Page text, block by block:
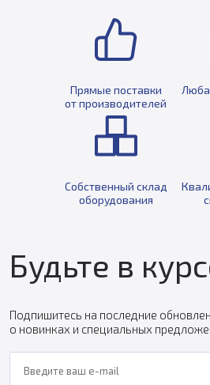
Прямые поставки
от производителей
Собственный склад
оборудования
Будьте в
Подпишитесь на последние
о новинках и специальных